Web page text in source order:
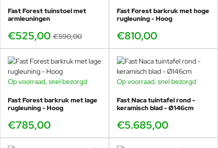
Fast Forest tuinstoel met
armleuningen
€525,00 €590,00
Fast Forest barkruk met hoge
rugleuning - Hoog
€810,00
Op voorraad, snel bezorgd
Fast Forest barkruk met lage
rugleuning - Hoog
€785,00
Op voorraad, snel bezorgd
Fast Naca tuintafel rond -
keramisch blad - Ø146cm
€5.685,00